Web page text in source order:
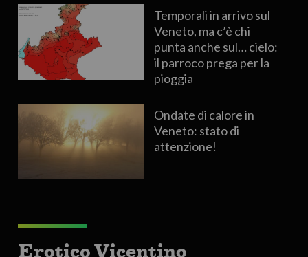
Temporali in arrivo sul
Veneto, ma c’è chi
punta anche sul… cielo:
il parroco prega per la
pioggia
Ondate di calore in
Veneto: stato di
attenzione!
Erotico Vicentino